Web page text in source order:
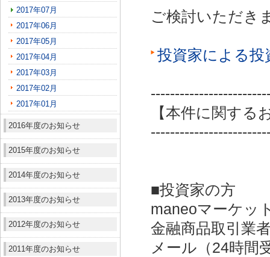
2017年07月
2017年06月
2017年05月
2017年04月
2017年03月
2017年02月
2017年01月
2016年度のお知らせ
2015年度のお知らせ
2014年度のお知らせ
2013年度のお知らせ
2012年度のお知らせ
2011年度のお知らせ
ご検討いただき
投資家による
【本件に関する
■投資家の方
maneoマーケッ
金融商品取引業
メール（24時間